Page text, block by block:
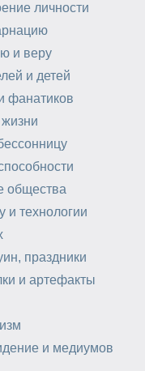
личности
и веру
и детей
фанатиков
общества
и технологии
праздники
и артефакты
и медиумов